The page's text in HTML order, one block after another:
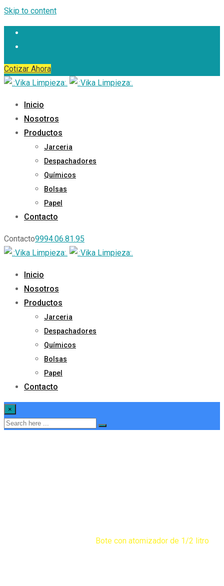
Skip to content
Cotizar Ahora
Inicio
Nosotros
Productos
Jarceria
Despachadores
Químicos
Bolsas
Papel
Contacto
Contacto9994.06.81.95
Inicio
Nosotros
Productos
Jarceria
Despachadores
Químicos
Bolsas
Papel
Contacto
×
Bote con atomizador de 1/2 litro